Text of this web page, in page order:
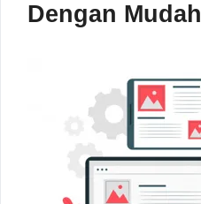
Dengan Mudah